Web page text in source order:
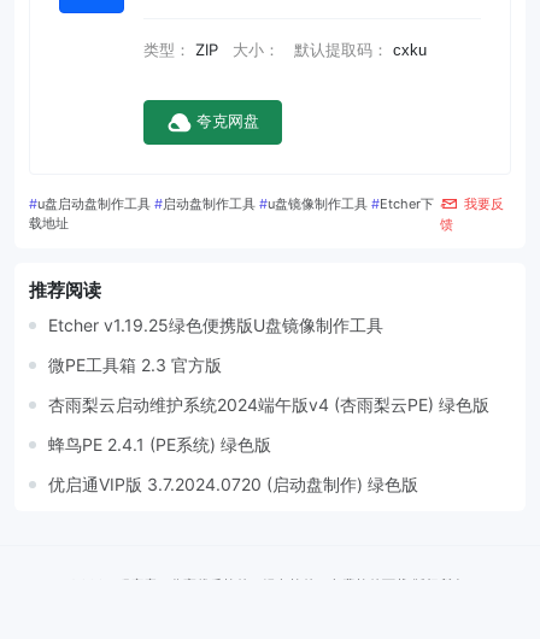
类型： ZIP 大小： 默认提取码： cxku
夸克网盘
#u盘启动盘制作工具 #启动盘制作工具 #u盘镜像制作工具 #Etcher下
载地址
我要反
馈
推荐阅读
Etcher v1.19.25绿色便携版U盘镜像制作工具
微PE工具箱 2.3 官方版
杏雨梨云启动维护系统2024端午版v4 (杏雨梨云PE) 绿色版
蜂鸟PE 2.4.1 (PE系统) 绿色版
优启通VIP版 3.7.2024.0720 (启动盘制作) 绿色版
©2024 程序库 - 分享优质软件、绿色软件、免费软件下载 版权所有 ·